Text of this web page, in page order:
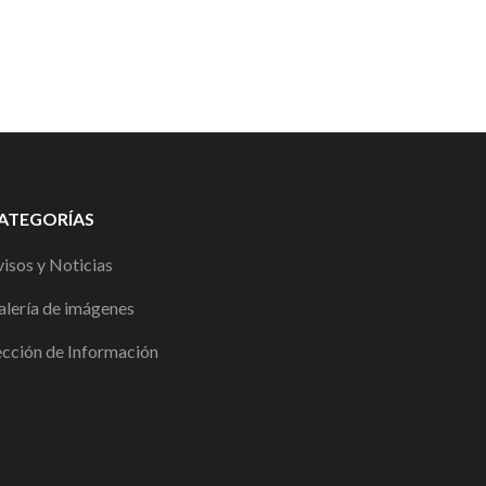
y Noticias
de imágenes
de Información